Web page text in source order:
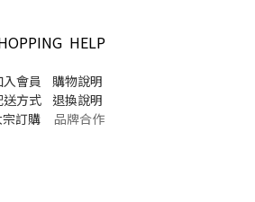
HELP
入會員
購物說明
送方式
退換說明
訂購品牌合作